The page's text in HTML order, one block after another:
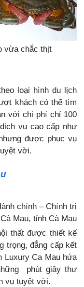
vừa chắc thịt
loại hình du lịch
khách có thể tìm
với chi phí chỉ 100
vụ cao cấp như
được phục vụ
vời.
chính – Chính trị
Mau, tỉnh Cà Mau
thất được thiết kế
trọng, đẳng cấp kết
Luxury Ca Mau hứa
phút giây thư
vụ tuyệt vời.